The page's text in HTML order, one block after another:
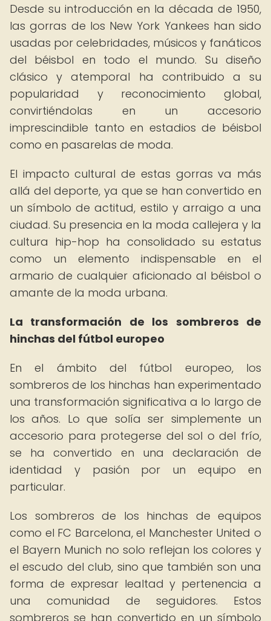
Desde su introducción en la década de 1950,
las gorras de los New York Yankees han sido
usadas por celebridades, músicos y fanáticos
del béisbol en todo el mundo. Su diseño
clásico y atemporal ha contribuido a su
popularidad y reconocimiento global,
convirtiéndolas en un accesorio
imprescindible tanto en estadios de béisbol
como en pasarelas de moda.
El impacto cultural de estas gorras va más
allá del deporte, ya que se han convertido en
un símbolo de actitud, estilo y arraigo a una
ciudad. Su presencia en la moda callejera y la
cultura hip-hop ha consolidado su estatus
como un elemento indispensable en el
armario de cualquier aficionado al béisbol o
amante de la moda urbana.
La transformación de los sombreros de
hinchas del fútbol europeo
En el ámbito del fútbol europeo, los
sombreros de los hinchas han experimentado
una transformación significativa a lo largo de
los años. Lo que solía ser simplemente un
accesorio para protegerse del sol o del frío,
se ha convertido en una declaración de
identidad y pasión por un equipo en
particular.
Los sombreros de los hinchas de equipos
como el FC Barcelona, el Manchester United o
el Bayern Munich no solo reflejan los colores y
el escudo del club, sino que también son una
forma de expresar lealtad y pertenencia a
una comunidad de seguidores. Estos
sombreros se han convertido en un símbolo